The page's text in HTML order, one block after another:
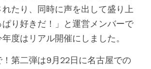
たり、同時に声を出して盛り上
り好きだ！」と運営メンバーで
度はリアル開催にしました。
！第二弾は9月22日に名古屋での